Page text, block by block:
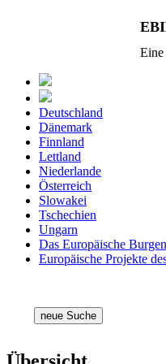
Deutschland
Dänemark
Finnland
Lettland
Niederlande
Österreich
Slowakei
Tschechien
Ungarn
Das Europäische
Europäische Projekte
neue Suche